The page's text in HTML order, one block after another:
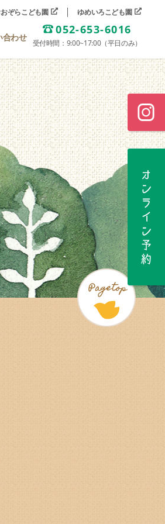
ぞらこども園 ゆめいろこども園
合わせ
052-653-6016
受付時間：9:00~17:00（平日のみ）